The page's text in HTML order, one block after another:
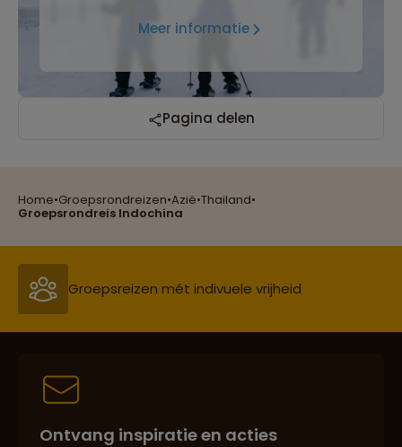
Home•Groepsrondreizen•Azië•Thailand•
Groepsrondreis Indochina
Meer informatie
Pagina delen
Reizen met oog voor mens, cultuur en milieu
Groepsreizen mét indivuele vrijheid
Persoonlijk en deskundig reisadvies
Ontvang inspiratie en acties